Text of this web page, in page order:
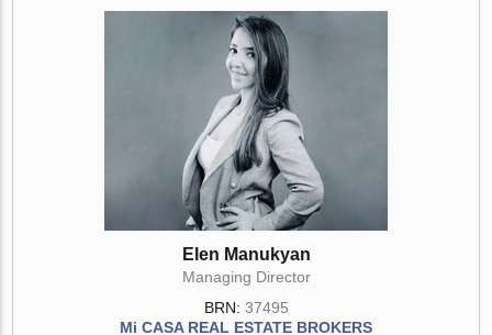
Elen Manukyan
Managing Director
BRN: 37495
Mi CASA REAL ESTATE BROKERS